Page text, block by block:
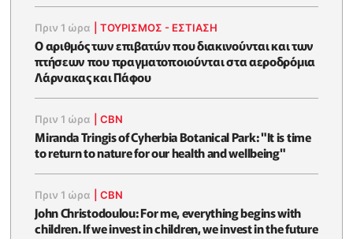
Πριν 1 ώρα |ΤΟΥΡΙΣΜΟΣ - ΕΣΤΙΑΣΗ
Ο αριθμός των επιβατών που διακινούνται και των
πτήσεων που πραγματοποιούνται στα αεροδρόμια
Λάρνακας και Πάφου
Πριν 1 ώρα |CBN
Miranda Tringis of Cyherbia Botanical Park: "It is time
to return to nature for our health and wellbeing"
Πριν 1 ώρα |CBN
John Christodoulou: For me, everything begins with
children. If we invest in children, we invest in the future